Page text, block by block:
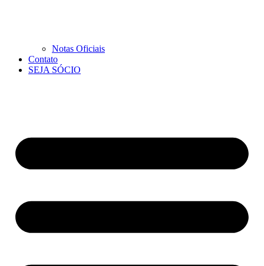
Notas Oficiais
Contato
SEJA SÓCIO